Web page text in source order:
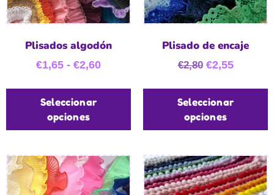
Plisados algodón
€1,65 - €2,60
Seleccionar
opciones
Plisado de encaje
€2,80 €2,55
Seleccionar
opciones